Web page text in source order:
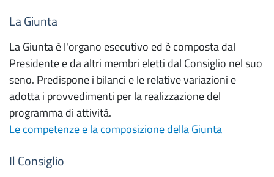
La Giunta
La Giunta è l'organo esecutivo ed è composta dal
Presidente e da altri membri eletti dal Consiglio nel suo
seno. Predispone i bilanci e le relative variazioni e
adotta i provvedimenti per la realizzazione del
programma di attività.
Le competenze e la composizione della Giunta
Il Consiglio